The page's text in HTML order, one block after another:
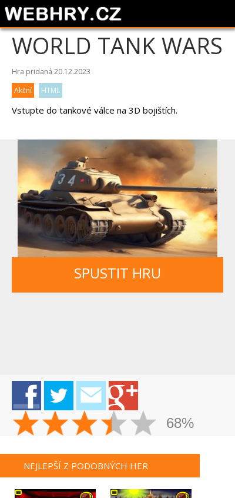
WORLD TANK WARS
Hra pridaná 20.12.2023
Akční
HTML
Vstupte do tankové válce na 3D bojištích.
SPUSTIT HRU
68%
NEJLEPŠÍ Z PODOBNÝCH HER